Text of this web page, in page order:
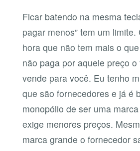
Ficar batendo na mesma
pagar menos” tem um limite.
hora que não tem mais o
não paga por aquele preço
vende para você. Eu tenho
que são fornecedores e já é
monopólio de ser uma
exige menores preços.
marca grande o fornecedor